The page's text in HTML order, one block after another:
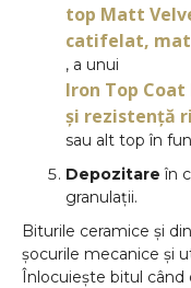
top Matt
catifelat,
, a unui
Iron Top
și rezistență
sau alt top în
Depozitare în
granulații.
Biturile ceramice și
șocurile mecanice și
Înlocuiește bitul când